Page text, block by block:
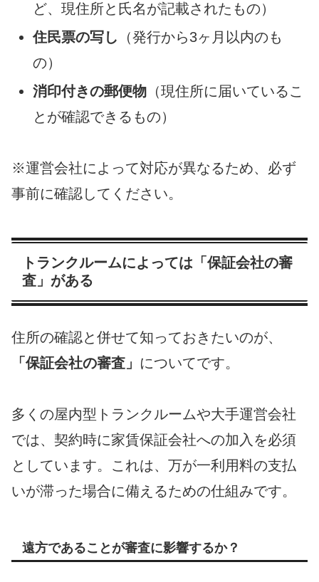
ど、現住所と氏名が記載されたもの）
住民票の写し （発行から3ヶ月以内のも
の）
消印付きの郵便物 （現住所に届いているこ
とが確認できるもの）
※運営会社によって対応が異なるため、必ず
事前に確認してください。
トランクルームによっては「保証会社の審
査」がある
住所の確認と併せて知っておきたいのが、
「保証会社の審査」 についてです。
多くの屋内型トランクルームや大手運営会社
では、契約時に家賃保証会社への加入を必須
としています。これは、万が一利用料の支払
いが滞った場合に備えるための仕組みです。
遠方であることが審査に影響するか？